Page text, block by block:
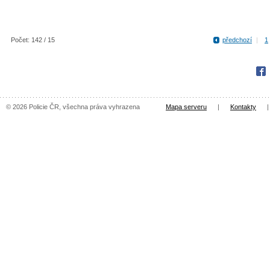
Počet: 142 / 15 předchozí | 1
© 2026 Policie ČR, všechna práva vyhrazena Mapa serveru | Kontakty |